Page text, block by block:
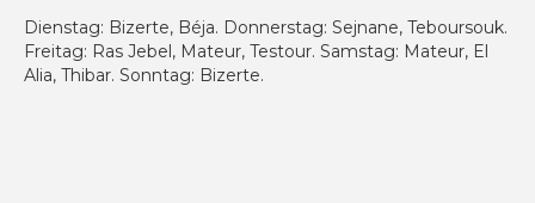
Dienstag: Bizerte, Béja. Donnerstag: Sejnane, Teboursouk.
Freitag: Ras Jebel, Mateur, Testour. Samstag: Mateur, El
Alia, Thibar. Sonntag: Bizerte.